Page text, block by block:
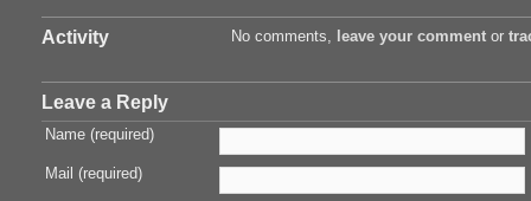
Activity No comments, leave your commentor
Leave a Reply
Name (required)
Mail (required)